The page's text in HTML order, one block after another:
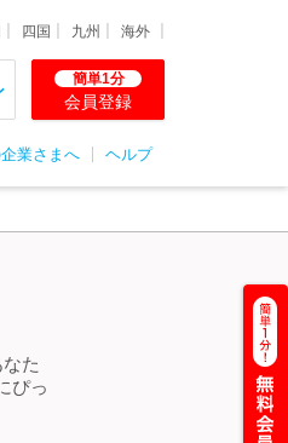
四国 九州 海外
簡単1分
会員登録
業さまへ ヘルプ
た
ぴっ